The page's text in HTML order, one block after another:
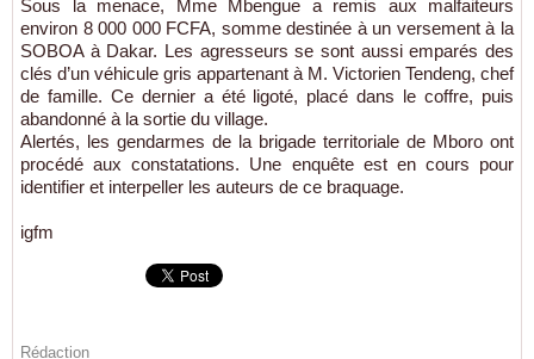
Sous la menace, Mme Mbengue a remis aux malfaiteurs
environ 8 000 000 FCFA, somme destinée à un versement à la
SOBOA à Dakar. Les agresseurs se sont aussi emparés des
clés d’un véhicule gris appartenant à M. Victorien Tendeng, chef
de famille. Ce dernier a été ligoté, placé dans le coffre, puis
abandonné à la sortie du village.
Alertés, les gendarmes de la brigade territoriale de Mboro ont
procédé aux constatations. Une enquête est en cours pour
identifier et interpeller les auteurs de ce braquage.
igfm
Rédaction